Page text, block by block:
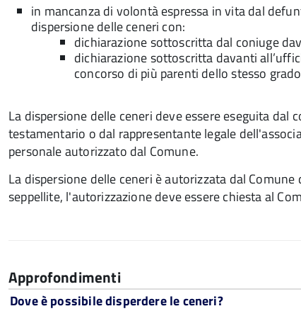
in mancanza di volontà espressa in vita dal
dispersione delle ceneri con:
dichiarazione sottoscritta dal coniuge
dichiarazione sottoscritta davanti
concorso di più parenti dello stesso
La dispersione delle ceneri deve essere eseguita
testamentario o dal rappresentante legale
personale autorizzato dal Comune.
La dispersione delle ceneri è autorizzata dal
seppellite, l'autorizzazione deve essere chiesta al
Approfondimenti
Dove è possibile disperdere le ceneri?